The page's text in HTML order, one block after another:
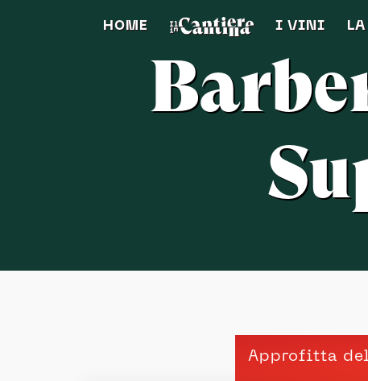
HOME I VINI LA
Approfitta